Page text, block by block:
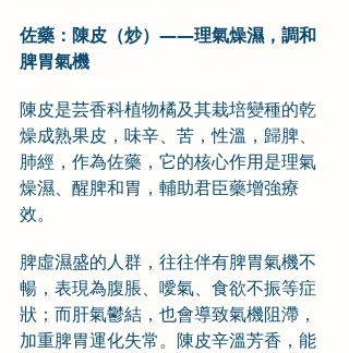
佐藥：陳皮（炒）——理氣燥濕，調和
脾胃氣機
陳皮是芸香科植物橘及其栽培變種的乾
燥成熟果皮，味辛、苦，性溫，歸脾、
肺經，作為佐藥，它的核心作用是理氣
燥濕、醒脾和胃，輔助君臣藥增強療
效。
脾虛濕盛的人群，往往伴有脾胃氣機不
暢，表現為腹脹、噯氣、食欲不振等症
狀；而肝氣鬱結，也會導致氣機阻滯，
加重脾胃運化失常。陳皮辛溫芳香，能